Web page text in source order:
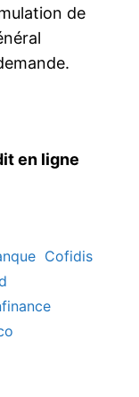
de
en ligne
Cofidis